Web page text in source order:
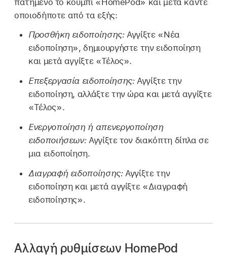
οποιοδήποτε από τα εξής:
Προσθήκη ειδοποίησης:Αγγίξτε «Νέα
ειδοποίηση», δημιουργήστε την ειδοποίηση
και μετά αγγίξτε «Τέλος».
Επεξεργασία ειδοποίησης:Αγγίξτε την
ειδοποίηση, αλλάξτε την ώρα και μετά αγγίξτε
«Τέλος».
Ενεργοποίηση ή απενεργοποίηση
ειδοποιήσεων: Αγγίξτε τον διακόπτη δίπλα σε
μια ειδοποίηση.
Διαγραφή ειδοποίησης: Αγγίξτε την
ειδοποίηση και μετά αγγίξτε «Διαγραφή
ειδοποίησης».
Αλλαγή ρυθμίσεων HomePod